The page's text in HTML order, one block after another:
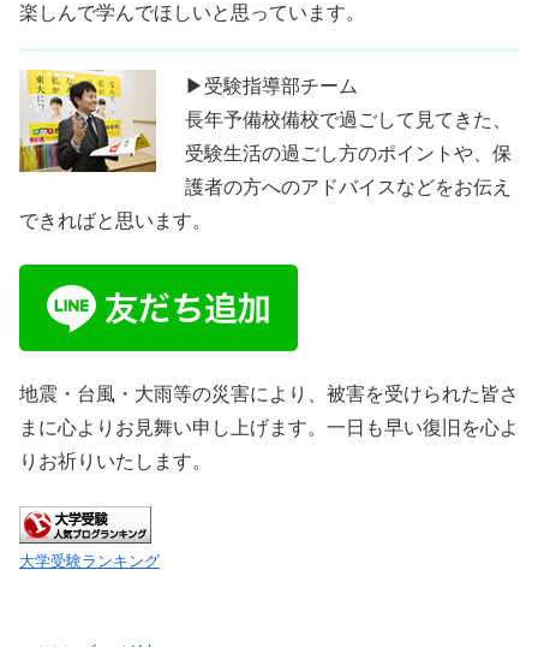
楽しんで学んでほしいと思っています。
▶受験指導部チーム
長年予備校備校で過ごして見てきた、
受験生活の過ごし方のポイントや、保
護者の方へのアドバイスなどをお伝え
できればと思います。
地震・台風・大雨等の災害により、被害を受けられた皆さ
まに心よりお見舞い申し上げます。一日も早い復旧を心よ
りお祈りいたします。
大学受験ランキング